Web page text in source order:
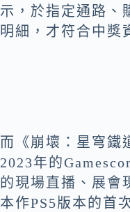
示，於指定通路、
明細，才符合中獎
而《崩壞：星穹鐵
2023年的
的現場直播、展會
本作PS5版本的首